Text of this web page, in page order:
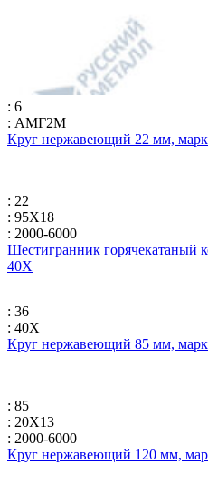
: 6
: АМГ2М
Круг нержавеющий 22 мм,
: 22
: 95Х18
: 2000-6000
Шестигранник горячекатаный
40Х
: 36
: 40Х
Круг нержавеющий 85 мм,
: 85
: 20Х13
: 2000-6000
Круг нержавеющий 120 мм,